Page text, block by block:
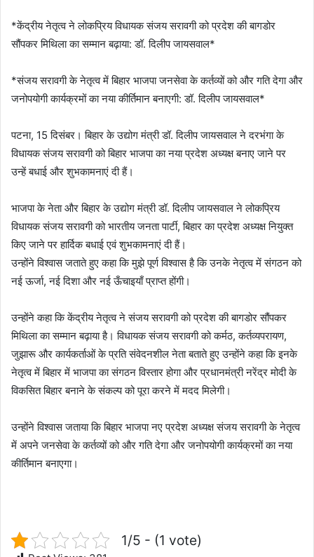
‎*केंद्रीय नेतृत्व ने लोकप्रिय विधायक संजय सरावगी को प्रदेश की बागडोर
सौंपकर मिथिला का सम्मान बढ़ाया: डॉ. दिलीप जायसवाल*
‎*संजय सरावगी के नेतृत्व में बिहार भाजपा जनसेवा के कर्तव्यों को और गति देगा और
जनोपयोगी कार्यक्रमों का नया कीर्तिमान बनाएगी: डॉ. दिलीप जायसवाल*
‎पटना, 15 दिसंबर। बिहार के उद्योग मंत्री डॉ. दिलीप जायसवाल ने दरभंगा के
विधायक संजय सरावगी को बिहार भाजपा का नया प्रदेश अध्यक्ष बनाए जाने पर
उन्हें बधाई और शुभकामनाएं दी हैं।
‎भाजपा के नेता और बिहार के उद्योग मंत्री डॉ. दिलीप जायसवाल ने लोकप्रिय
विधायक संजय सरावगी को भारतीय जनता पार्टी, बिहार का प्रदेश अध्यक्ष नियुक्त
किए जाने पर हार्दिक बधाई एवं शुभकामनाएं दी हैं।
‎उन्होंने विश्वास जताते हुए कहा कि मुझे पूर्ण विश्वास है कि उनके नेतृत्व में संगठन को
नई ऊर्जा, नई दिशा और नई ऊँचाइयाँ प्राप्त होंगी।
‎उन्होंने कहा कि केंद्रीय नेतृत्व ने संजय सरावगी को प्रदेश की बागडोर सौंपकर
मिथिला का सम्मान बढ़ाया है। विधायक संजय सरावगी को कर्मठ, कर्तव्यपरायण,
जुझारू और कार्यकर्ताओं के प्रति संवेदनशील नेता बताते हुए उन्होंने कहा कि इनके
नेतृत्व में बिहार में भाजपा का संगठन विस्तार होगा और प्रधानमंत्री नरेंद्र मोदी के
विकसित बिहार बनाने के संकल्प को पूरा करने में मदद मिलेगी।
‎उन्होंने विश्वास जताया कि बिहार भाजपा नए प्रदेश अध्यक्ष संजय सरावगी के नेतृत्व
में अपने जनसेवा के कर्तव्यों को और गति देगा और जनोपयोगी कार्यक्रमों का नया
कीर्तिमान बनाएगा।
1/5 - (1 vote)